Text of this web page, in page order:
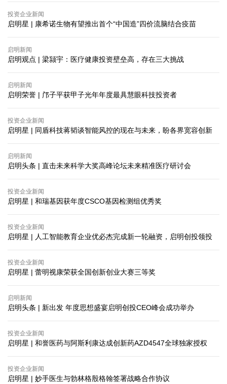
投资企业新闻
启明星 | 康希诺生物有望推出首个“中国造”四价流脑结合疫苗
启明新闻
启明观点 | 梁颕宇：医疗健康投资壁垒高，存在三大挑战
启明新闻
启明荣誉 | 邝子平获甲子光年年度最具慧眼科技投资者
投资企业新闻
启明星 | 同盾科技蒋韬谈智能风控的现在与未来，盼各界宽容创新
启明新闻
启明头条 | 直击未来科学大奖高峰论坛未来精准医疗研讨会
投资企业新闻
启明星 | 和瑞基因获年度CSCO基因检测组优秀奖
投资企业新闻
启明星 | 人工智能教育企业优必杰完成新一轮融资，启明创投领投
投资企业新闻
启明星 | 蕾明视康荣获全国创新创业大赛三等奖
启明新闻
启明头条 | 新出发 年度思想盛宴启明创投CEO峰会成功举办
投资企业新闻
启明星 | 和誉医药与阿斯利康达成创新药AZD4547全球独家授权
投资企业新闻
启明星 | 妙手医生与勃林格殷格翰签署战略合作协议